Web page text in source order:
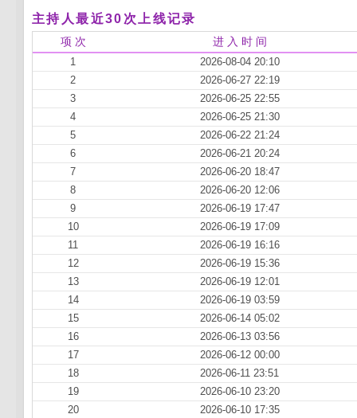
主持人最近30次上线记录
项 次 进 入 时 间
1
2026-08-04 20:10
2
2026-06-27 22:19
3
2026-06-25 22:55
4
2026-06-25 21:30
5
2026-06-22 21:24
6
2026-06-21 20:24
7
2026-06-20 18:47
8
2026-06-20 12:06
9
2026-06-19 17:47
10
2026-06-19 17:09
11
2026-06-19 16:16
12
2026-06-19 15:36
13
2026-06-19 12:01
14
2026-06-19 03:59
15
2026-06-14 05:02
16
2026-06-13 03:56
17
2026-06-12 00:00
18
2026-06-11 23:51
19
2026-06-10 23:20
20
2026-06-10 17:35